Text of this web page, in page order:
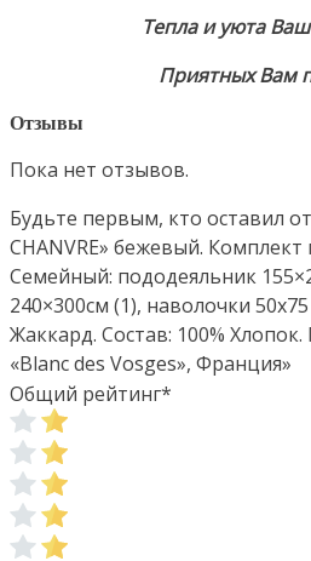
Тепла и уюта
Приятных Вам
Отзывы
Пока нет отзывов.
Будьте первым, кто оставил
CHANVRE» бежевый. Комплект
Семейный: пододеяльник
240×300см (1), наволочки
Жаккард. Состав: 100%
«Blanc des Vosges», Франция»
Общий рейтинг*